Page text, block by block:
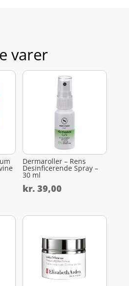
varer
Dermaroller – Rens
Desinficerende Spray –
30 ml
kr. 39,00